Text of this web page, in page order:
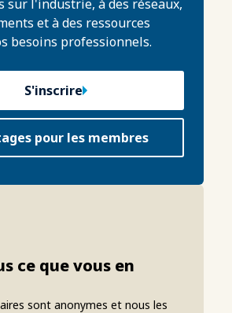
sur l'industrie, à des réseaux,
et à des ressources
besoins professionnels.
S'inscrire
pour les membres
ce que vous en
sont anonymes et nous les